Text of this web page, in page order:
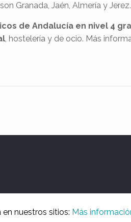
Granada, Jaén, Almería y Jerez.
de Andalucía en nivel 4
, hostelería y de ocio. Más
nuestros sitios: Más